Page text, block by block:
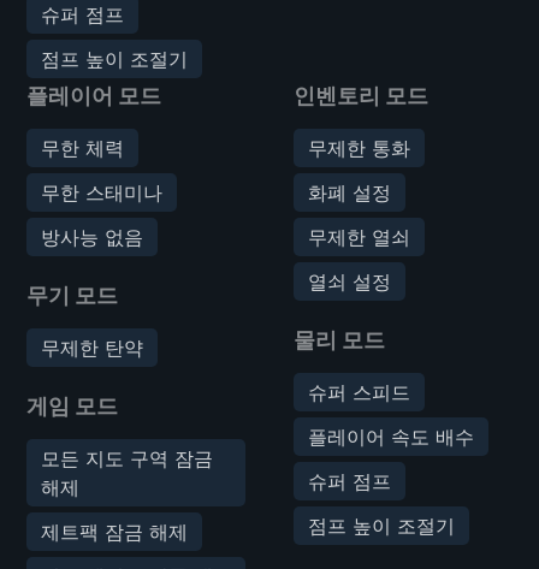
슈퍼 점프
점프 높이 조절기
플레이어 모드
무한 체력
무한 스태미나
방사능 없음
무기 모드
무제한 탄약
게임 모드
모든 지도 구역 잠금
해제
제트팩 잠금 해제
인벤토리 모드
무제한 통화
화폐 설정
무제한 열쇠
열쇠 설정
물리 모드
슈퍼 스피드
플레이어 속도 배수
슈퍼 점프
점프 높이 조절기